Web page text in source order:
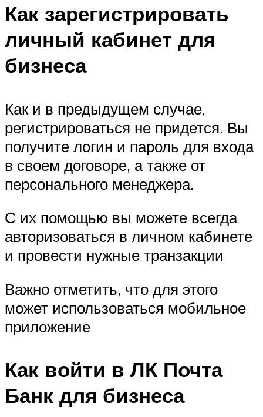
Как зарегистрировать
личный кабинет для
бизнеса
Как и в предыдущем случае,
регистрироваться не придется. Вы
получите логин и пароль для входа
в своем договоре, а также от
персонального менеджера.
С их помощью вы можете всегда
авторизоваться в личном кабинете
и провести нужные транзакции
Важно отметить, что для этого
может использоваться мобильное
приложение
Как войти в ЛК Почта
Банк для бизнеса